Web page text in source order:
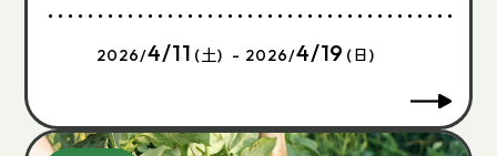
2026/4/11 (土) - 2026/4/19 (日)